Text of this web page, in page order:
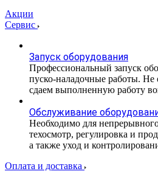
Акции
Сервис
Запуск оборудования
Профессиональный запуск
пуско-наладочные работы. Не
сдаем выполненную работу
Обслуживание
Необходимо для
техосмотр, регулировка и
а также уход и
Оплата и доставка